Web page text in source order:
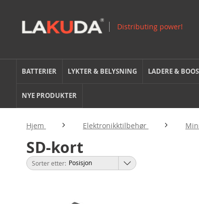
BATTERIER LYKTER & BELYSNING LADERE &
NYE PRODUKTER
Hjem Elektronikktilbehør
SD-kort
Sorter etter